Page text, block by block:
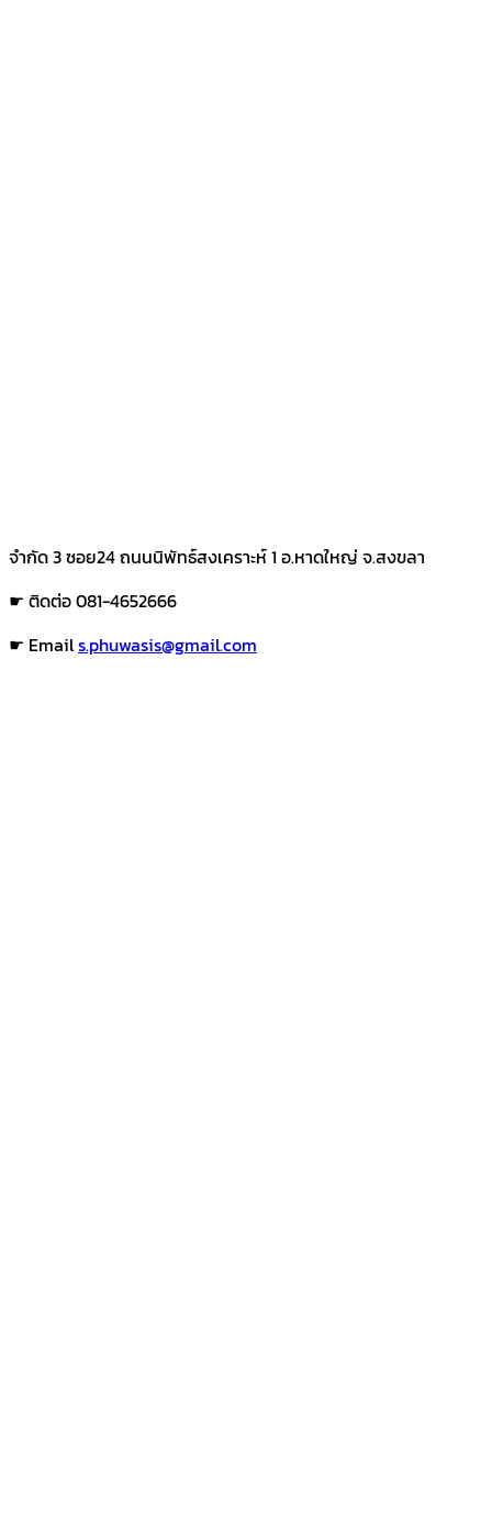
จำกัด 3 ซอย24 ถนนนิพัทธ์สงเคราะห์ 1 อ.หาดใหญ่ จ.สงขลา
☛ ติดต่อ 081-4652666
☛ Emails.phuwasis@gmail.com